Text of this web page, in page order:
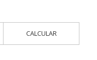
CALCULAR